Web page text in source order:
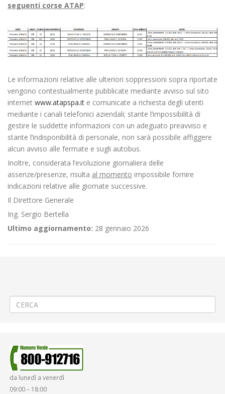
seguenti corse ATAP:
Le informazioni relative alle ulteriori soppressioni sopra riportate
vengono contestualmente pubblicate mediante avviso sul sito
internet www.atapspa.it e comunicate a richiesta degli utenti
mediante i canali telefonici aziendali; stante l’impossibilità di
gestire le suddette informazioni con un adeguato preavviso e
stante l’indisponibilità di personale, non sarà possibile affiggere
alcun avviso alle fermate e sugli autobus.
Inoltre, considerata l’evoluzione giornaliera delle
assenze/presenze, risulta al momento impossibile fornire
indicazioni relative alle giornate successive.
Il Direttore Generale
Ing. Sergio Bertella
Ultimo aggiornamento: 28 gennaio 2026
da lunedì a venerdì
09:00 – 18:00